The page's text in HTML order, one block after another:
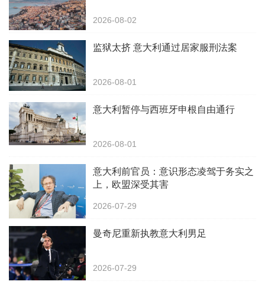
2026-08-02
监狱太挤 意大利通过居家服刑法案
2026-08-01
意大利暂停与西班牙申根自由通行
2026-08-01
意大利前官员：意识形态凌驾于务实之
上，欧盟深受其害
2026-07-29
曼奇尼重新执教意大利男足
2026-07-29